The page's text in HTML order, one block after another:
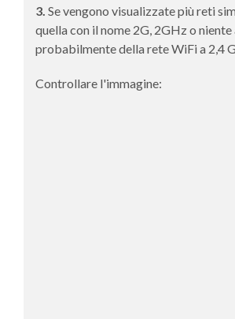
3. Se vengono visualizzate più reti
quella con il nome 2G, 2GHz o
probabilmente della rete WiFi a 2,4
Controllare l'immagine: